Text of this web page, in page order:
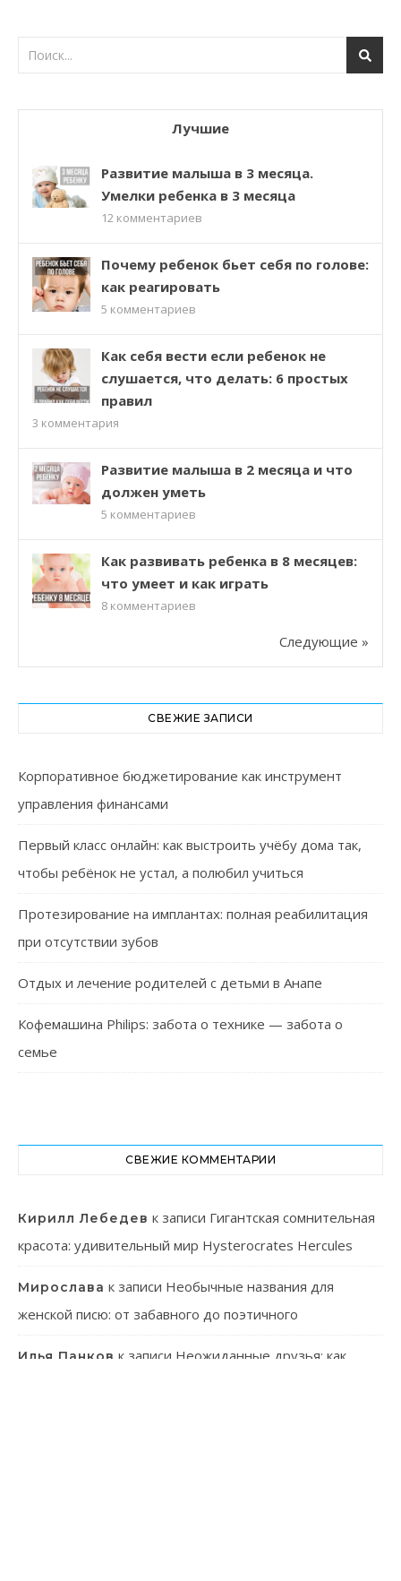
Лучшие
Развитие малыша в 3 месяца.
Умелки ребенка в 3 месяца
12 комментариев
Почему ребенок бьет себя по голове:
как реагировать
5 комментариев
Как себя вести если ребенок не
слушается, что делать: 6 простых
правил
3 комментария
Развитие малыша в 2 месяца и что
должен уметь
5 комментариев
Как развивать ребенка в 8 месяцев:
что умеет и как играть
8 комментариев
Следующие »
СВЕЖИЕ ЗАПИСИ
Корпоративное бюджетирование как инструмент
управления финансами
Первый класс онлайн: как выстроить учёбу дома так,
чтобы ребёнок не устал, а полюбил учиться
Протезирование на имплантах: полная реабилитация
при отсутствии зубов
Отдых и лечение родителей с детьми в Анапе
Кофемашина Philips: забота о технике — забота о
семье
СВЕЖИЕ КОММЕНТАРИИ
Кирилл Лебедев к записи Гигантская сомнительная
красота: удивительный мир Hysterocrates Hercules
Мирослава к записи Необычные названия для
женской писю: от забавного до поэтичного
Илья Панков к записи Неожиданные друзья: как